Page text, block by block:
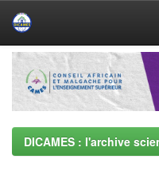
Skip
navigation
DICAMES : l'archive